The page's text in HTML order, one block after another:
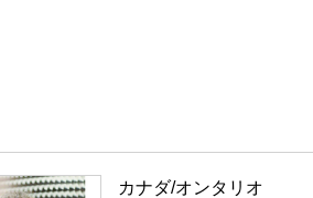
カナダ/オンタリオ